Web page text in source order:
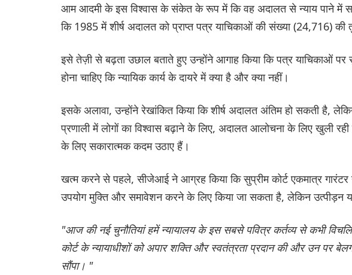
आम आदमी के इस विश्वास के संकेत के रूप में कि वह अदालत से न्याय पाने में
कि 1985 में शीर्ष अदालत को प्राप्त पत्र याचिकाओं की संख्या (24,716)
इसे तेज़ी से बढ़ता उछाल बताते हुए उन्होंने आगाह किया कि पत्र याचिकाओं
होना चाहिए कि न्यायिक कार्य के दायरे में क्या है और क्या नहीं।
इसके अलावा, उन्होंने रेखांकित किया कि शीर्ष अदालत अंतिम हो सकती है,
प्रणाली में लोगों का विश्वास बढ़ाने के लिए, अदालत आलोचना के लिए खुली
के लिए सकारात्मक कदम उठाए हैं।
खत्म करने से पहले, सीजेआई ने आग्रह किया कि सुप्रीम कोर्ट एकमात्र
उपयोग मुक्ति और समावेशन करने के लिए किया जा सकता है, लेकिन उत्पीड़न
"आज की नई चुनौतियां हमें न्यायालय के इस सबसे पवित्र कर्तव्य से कभी
कोर्ट के न्यायाधीशों को अपार शक्ति और स्वतंत्रता प्रदान की और उन पर
सौंपा। "